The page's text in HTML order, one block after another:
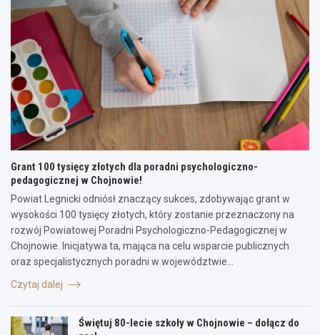
Grant 100 tysięcy złotych dla poradni psychologiczno-
pedagogicznej w Chojnowie!
Powiat Legnicki odniósł znaczący sukces, zdobywając grant w
wysokości 100 tysięcy złotych, który zostanie przeznaczony na
rozwój Powiatowej Poradni Psychologiczno-Pedagogicznej w
Chojnowie. Inicjatywa ta, mająca na celu wsparcie publicznych
oraz specjalistycznych poradni w województwie…
Czytaj dalej
Świętuj 80-lecie szkoły w Chojnowie – dołącz do